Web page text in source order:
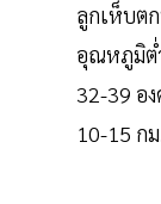
ลูกเห็บต
อุณหภูมิต่
32-39 อง
10-15 ก